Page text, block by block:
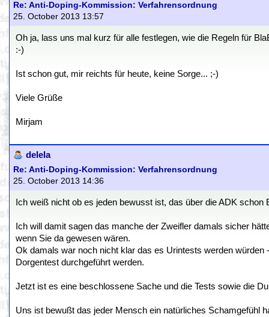
Re: Anti-Doping-Kommission: Verfahrensordnung
25. October 2013 13:57
Oh ja, lass uns mal kurz für alle festlegen, wie die Regeln für
:-)
Ist schon gut, mir reichts für heute, keine Sorge... ;-)
Viele Grüße
Mirjam
delela
Re: Anti-Doping-Kommission: Verfahrensordnung
25. October 2013 14:36
Ich weiß nicht ob es jeden bewusst ist, das über die ADK
Ich will damit sagen das manche der Zweifler damals sicher
wenn Sie da gewesen wären.
Ok damals war noch nicht klar das es Urintests werden
Dorgentest durchgeführt werden.
Jetzt ist es eine beschlossene Sache und die Tests sowie die
Uns ist bewußt das jeder Mensch ein natürliches Schamgefühl